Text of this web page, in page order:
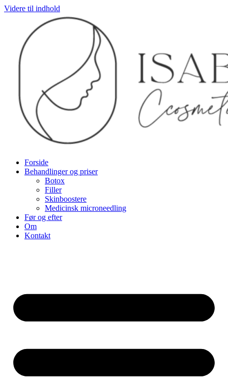
Videre til indhold
Forside
Behandlinger og priser
Botox
Filler
Skinboostere
Medicinsk microneedling
Før og efter
Om
Kontakt